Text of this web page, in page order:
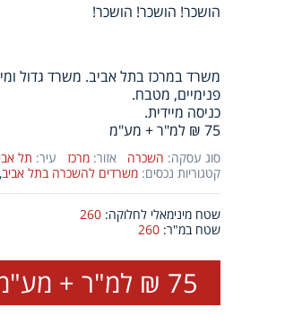
הושכר! הושכר! הושכר!
פנימיים, מטבח.
כניסה מיידית.
75 ₪ למ"ר + מע"מ
סוג עסקה: השכרה אזור: מרכז עיר: תל
קטגוריות נכסים: משרדים להשכרה בתל אביב,
שטח מינימאלי לחלוקה: 260
שטח במ"ר: 260
75 ₪ למ"ר + מע"מ